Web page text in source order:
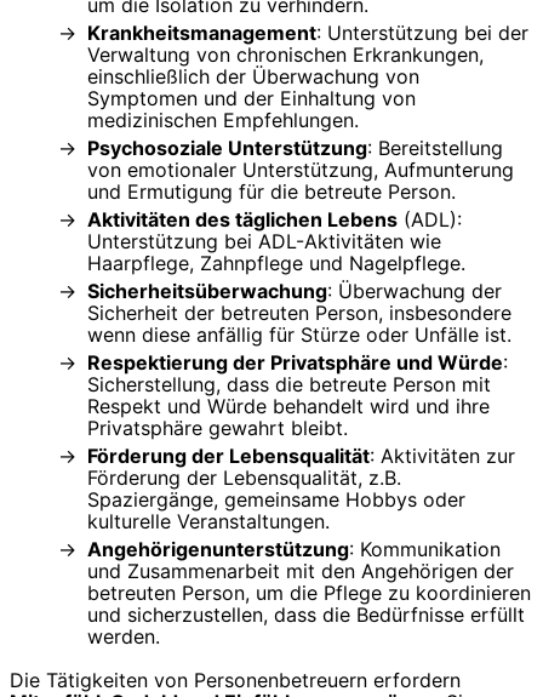
um die Isolation zu verhindern.
Krankheitsmanagement: Unterstützung bei der
Verwaltung von chronischen Erkrankungen,
einschließlich der Überwachung von
Symptomen und der Einhaltung von
medizinischen Empfehlungen.
Psychosoziale Unterstützung: Bereitstellung
von emotionaler Unterstützung, Aufmunterung
und Ermutigung für die betreute Person.
Aktivitäten des täglichen Lebens (ADL):
Unterstützung bei ADL-Aktivitäten wie
Haarpflege, Zahnpflege und Nagelpflege.
Sicherheitsüberwachung: Überwachung der
Sicherheit der betreuten Person, insbesondere
wenn diese anfällig für Stürze oder Unfälle ist.
Respektierung der Privatsphäre und Würde:
Sicherstellung, dass die betreute Person mit
Respekt und Würde behandelt wird und ihre
Privatsphäre gewahrt bleibt.
Förderung der Lebensqualität: Aktivitäten zur
Förderung der Lebensqualität, z.B.
Spaziergänge, gemeinsame Hobbys oder
kulturelle Veranstaltungen.
Angehörigenunterstützung: Kommunikation
und Zusammenarbeit mit den Angehörigen der
betreuten Person, um die Pflege zu koordinieren
und sicherzustellen, dass die Bedürfnisse erfüllt
werden.
Die Tätigkeiten von Personenbetreuern erfordern